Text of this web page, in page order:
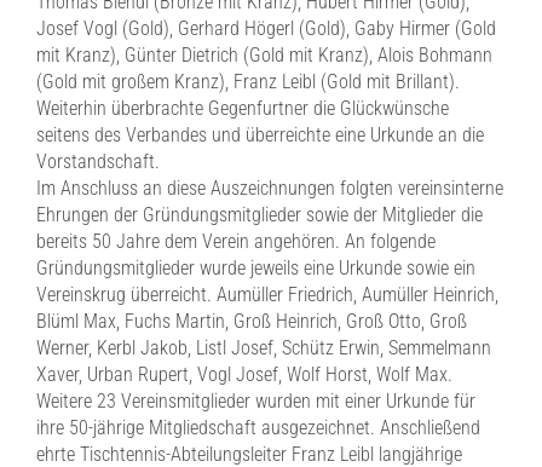
Josef Vogl (Gold), Gerhard Högerl (Gold), Gaby Hirmer (Gold
mit Kranz), Günter Dietrich (Gold mit Kranz), Alois Bohmann
(Gold mit großem Kranz), Franz Leibl (Gold mit Brillant).
Weiterhin überbrachte Gegenfurtner die Glückwünsche
seitens des Verbandes und überreichte eine Urkunde an die
Vorstandschaft.
Im Anschluss an diese Auszeichnungen folgten vereinsinterne
Ehrungen der Gründungsmitglieder sowie der Mitglieder die
bereits 50 Jahre dem Verein angehören. An folgende
Gründungsmitglieder wurde jeweils eine Urkunde sowie ein
Vereinskrug überreicht. Aumüller Friedrich, Aumüller Heinrich,
Blüml Max, Fuchs Martin, Groß Heinrich, Groß Otto, Groß
Werner, Kerbl Jakob, Listl Josef, Schütz Erwin, Semmelmann
Xaver, Urban Rupert, Vogl Josef, Wolf Horst, Wolf Max.
Weitere 23 Vereinsmitglieder wurden mit einer Urkunde für
ihre 50-jährige Mitgliedschaft ausgezeichnet. Anschließend
ehrte Tischtennis-Abteilungsleiter Franz Leibl langjährige